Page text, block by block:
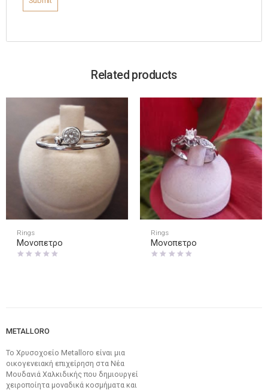
Related products
Rings
Μονοπετρο
Rings
Μονοπετρο
METALLORO
Το Χρυσοχοείο Metalloro είναι μια
οικογενειακή επιχείρηση στα Νέα
Μουδανιά Χαλκιδικής που δημιουργεί
χειροποίητα μοναδικά κοσμήματα και